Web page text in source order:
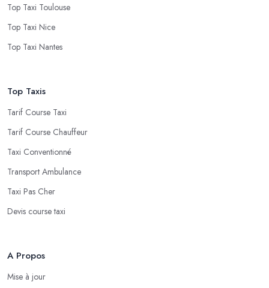
Top Taxi Toulouse
Top Taxi Nice
Top Taxi Nantes
Top Taxis
Tarif Course Taxi
Tarif Course Chauffeur
Taxi Conventionné
Transport Ambulance
Taxi Pas Cher
Devis course taxi
A Propos
Mise à jour